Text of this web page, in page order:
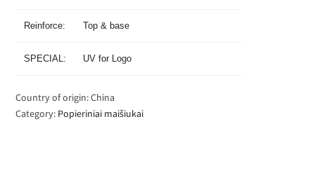
Reinforce: Top & base
SPECIAL: UV for Logo
Country of origin: China
Category: Popieriniai maišiukai